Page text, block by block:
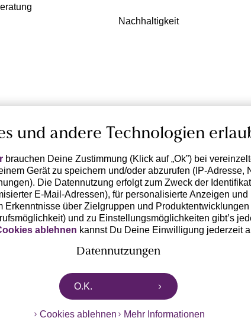
Nachhaltigkeit
und andere Technologien
brauchen Deine Zustimmung (Klick auf „Ok”) bei
Gerät zu speichern und/oder abzurufen (IP-Adresse,
Die Datennutzung erfolgt zum Zweck der
E-Mail-Adressen), für personalisierte Anzeigen und
Erkenntnisse über Zielgruppen und
und zu Einstellungsmöglichkeiten gibt’s
ablehnen kannst Du Deine Einwilligung jederzeit
Datennutzungen
zusammen, die von deinem Endgerät abgerufene
Daten zur Aussteuerung unserer Werbung
bzw. die Übermittlung deiner pseudonymisierten
O.K.
Cookies ablehnen Mehr Informationen